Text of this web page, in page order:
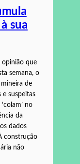
sua
opinião que
semana, o
de
e suspeitas
no
da
dados
construção
não